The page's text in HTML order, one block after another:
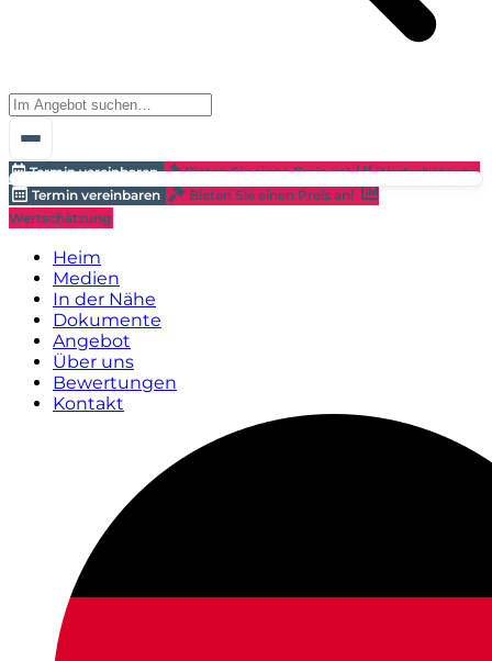
Termin vereinbaren Bieten Sie einen Preis an!
Wertschätzung
Termin vereinbaren
Bieten Sie einen Preis an!
Wertschätzung
Heim
Medien
In der Nähe
Dokumente
Angebot
Über uns
Bewertungen
Kontakt